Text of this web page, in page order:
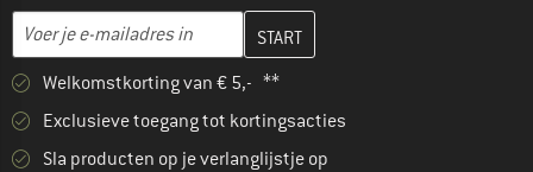
E-mailadres
Vul je e-mailadres hier in en maak in de volgende stap je
Welkomstkorting van € 5,- **
Exclusieve toegang tot kortingsacties
Sla producten op je verlanglijstje op